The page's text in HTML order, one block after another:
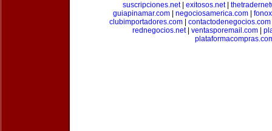
suscripciones.net| exitosos.net|
guiapinamar.com
negociosamerica.com
clubimportadores.com
contactodenegocios.com
rednegocios.net| ventasporemail.com